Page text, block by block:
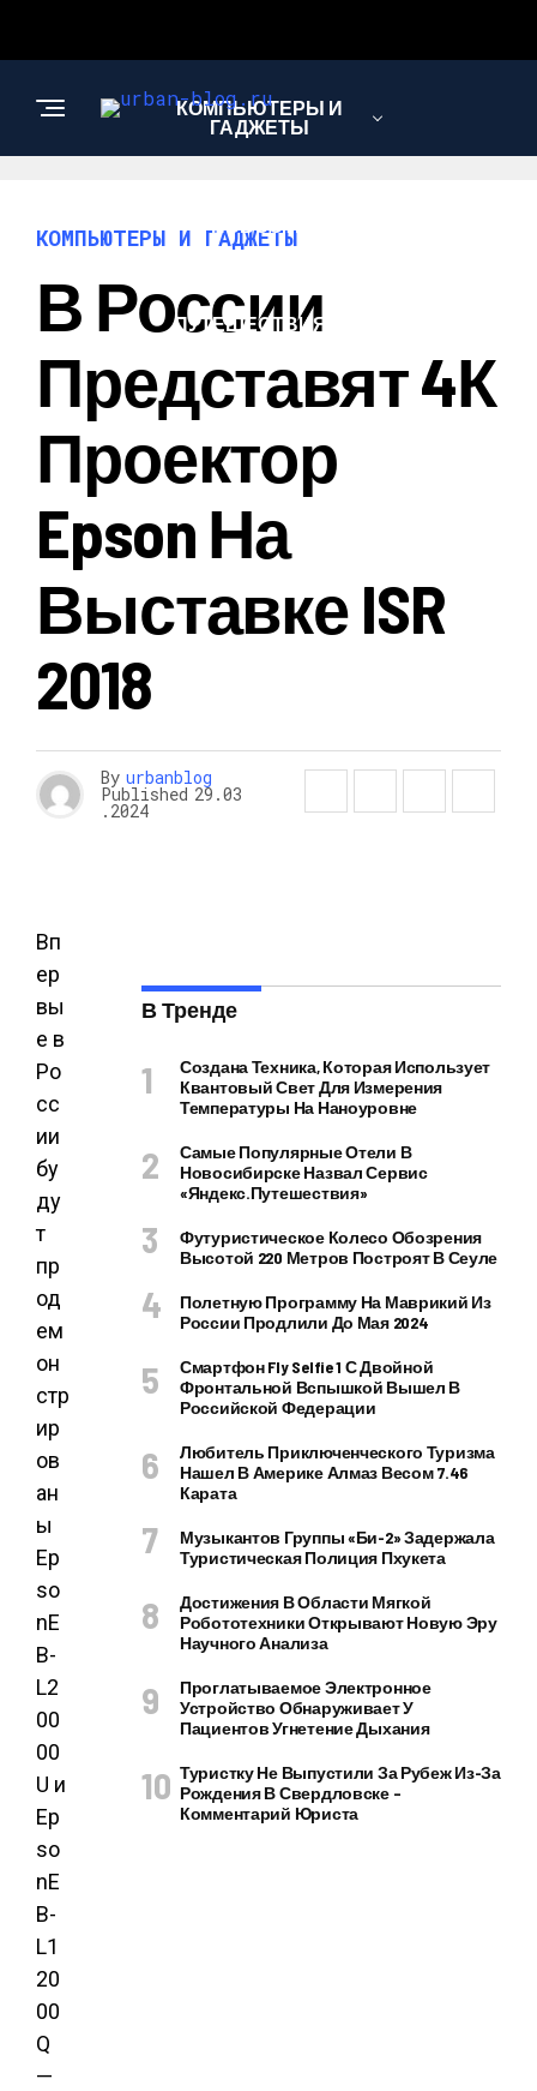
КОМПЬЮТЕРЫ И
ГАДЖЕТЫ
НОВОСТИ
ПУТЕШЕСТВИЯ И
КОМПЬЮТЕРЫ И ГАДЖЕТЫ
В России
Представят 4К
Проектор
Epson На
Выставке ISR
2018
By urbanblog
Published 29.03
.2024
Вп
ер
вы
е в
Ро
сс
ии
бу
ду
т
пр
од
ем
он
стр
ир
ов
ан
ы
Ep
so
nE
B-
L2
00
00
U и
Ep
so
nE
B-
L1
20
00
Q
—
В Тренде
Создана Техника, Которая Использует
Квантовый Свет Для Измерения
Температуры На Наноуровне
Самые Популярные Отели В
Новосибирске Назвал Сервис
«Яндекс.Путешествия»
Футуристическое Колесо Обозрения
Высотой 220 Метров Построят В Сеуле
Полетную Программу На Маврикий Из
России Продлили До Мая 2024
Смартфон Fly Selfie 1 С Двойной
Фронтальной Вспышкой Вышел В
Российской Федерации
Любитель Приключенческого Туризма
Нашел В Америке Алмаз Весом 7.46
Карата
Музыкантов Группы «Би-2» Задержала
Туристическая Полиция Пхукета
Достижения В Области Мягкой
Робототехники Открывают Новую Эру
Научного Анализа
Проглатываемое Электронное
Устройство Обнаруживает У
Пациентов Угнетение Дыхания
Туристку Не Выпустили За Рубеж Из-За
Рождения В Свердловске –
Комментарий Юриста